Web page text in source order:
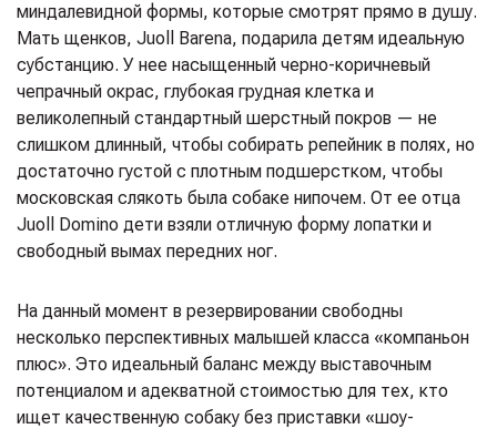
миндалевидной формы, которые смотрят прямо в душу.
Мать щенков, Juoll Barena, подарила детям идеальную
субстанцию. У нее насыщенный черно-коричневый
чепрачный окрас, глубокая грудная клетка и
великолепный стандартный шерстный покров — не
слишком длинный, чтобы собирать репейник в полях, но
достаточно густой с плотным подшерстком, чтобы
московская слякоть была собаке нипочем. От ее отца
Juoll Domino дети взяли отличную форму лопатки и
свободный вымах передних ног.
На данный момент в резервировании свободны
несколько перспективных малышей класса «компаньон
плюс». Это идеальный баланс между выставочным
потенциалом и адекватной стоимостью для тех, кто
ищет качественную собаку без приставки «шоу-